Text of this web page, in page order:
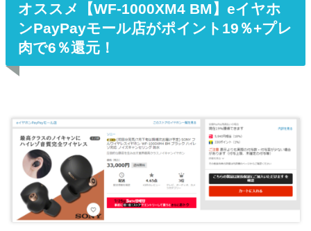
オススメ【WF-1000XM4 BM】eイヤホ
ンPayPayモール店がポイント19％+プレ
肉で6％還元！